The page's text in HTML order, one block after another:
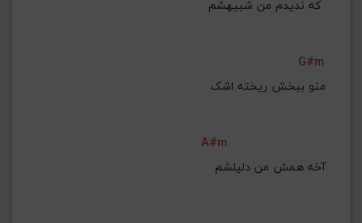
G#m
A#m
آخه همش من دلیلشم